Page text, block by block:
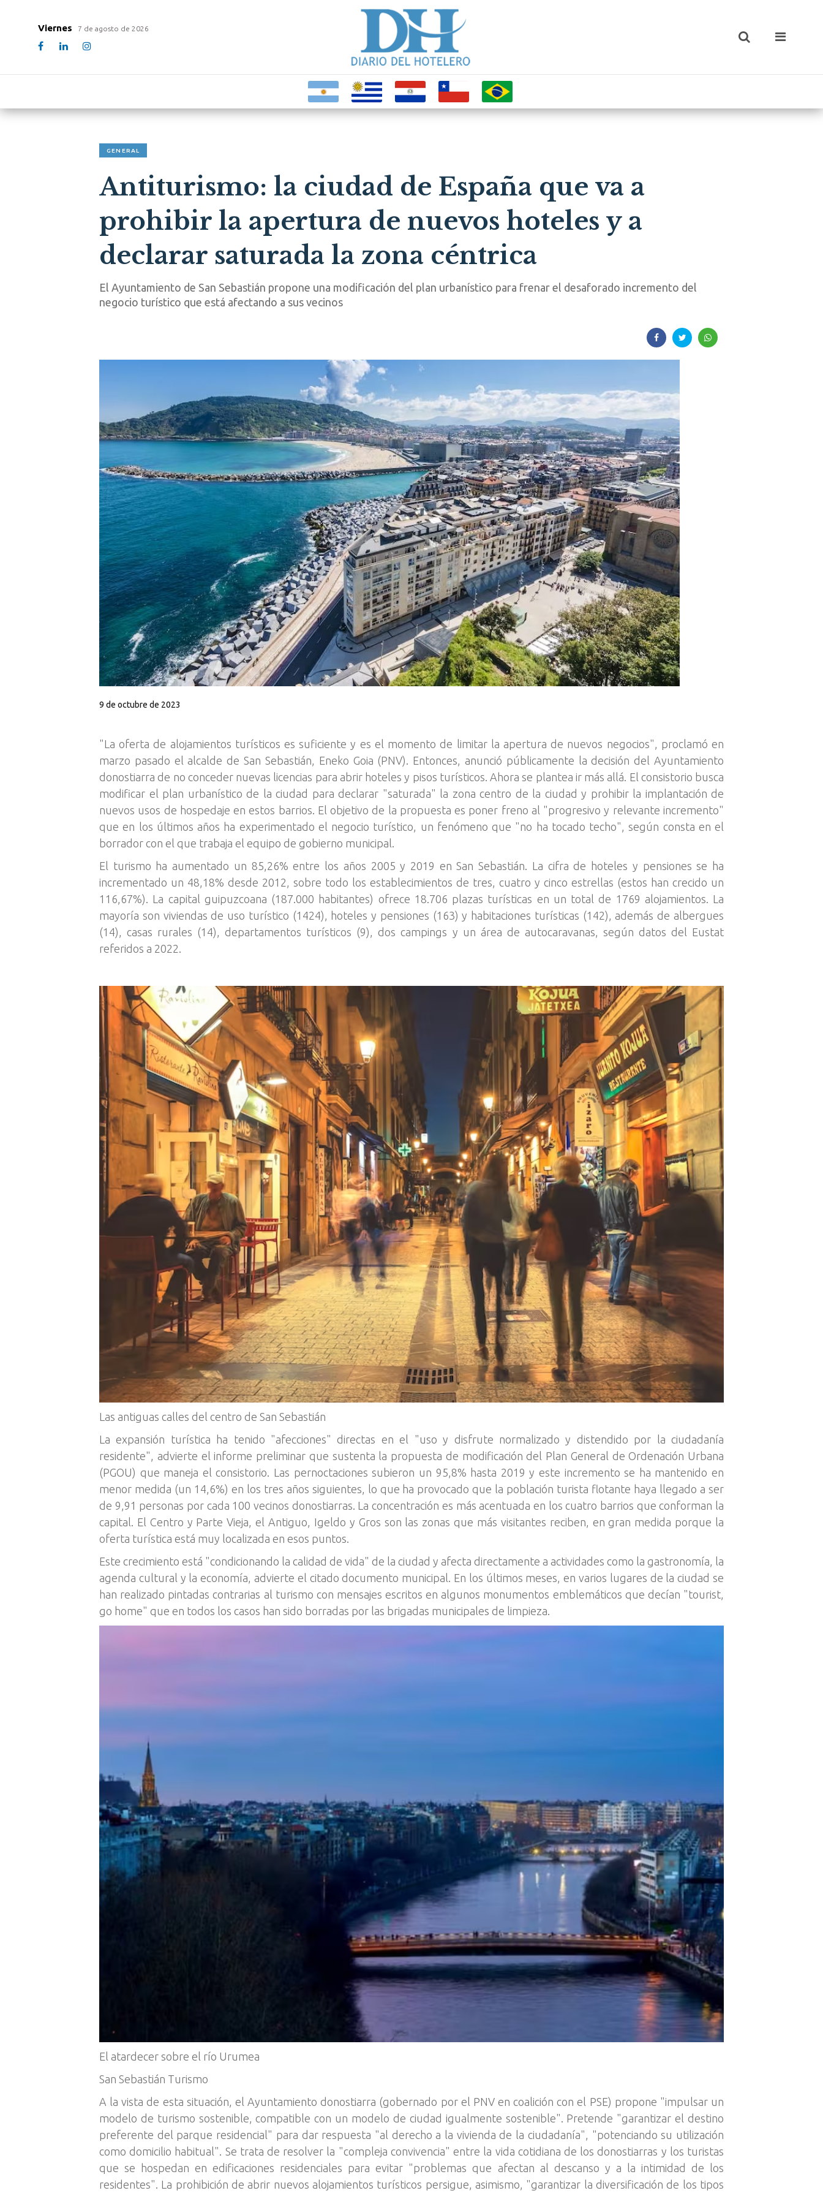
Viernes 7 de agosto de 2026
GENERAL
Antiturismo: la ciudad de España que va a
prohibir la apertura de nuevos hoteles y a
declarar saturada la zona céntrica
El Ayuntamiento de San Sebastián propone una modificación del plan urbanístico para frenar el desaforado incremento del
negocio turístico que está afectando a sus vecinos
9 de octubre de 2023
"La oferta de alojamientos turísticos es suficiente y es el momento de limitar la apertura de nuevos negocios", proclamó en
marzo pasado el alcalde de San Sebastián, Eneko Goia (PNV). Entonces, anunció públicamente la decisión del Ayuntamiento
donostiarra de no conceder nuevas licencias para abrir hoteles y pisos turísticos. Ahora se plantea ir más allá. El consistorio busca
modificar el plan urbanístico de la ciudad para declarar "saturada" la zona centro de la ciudad y prohibir la implantación de
nuevos usos de hospedaje en estos barrios. El objetivo de la propuesta es poner freno al "progresivo y relevante incremento"
que en los últimos años ha experimentado el negocio turístico, un fenómeno que "no ha tocado techo", según consta en el
borrador con el que trabaja el equipo de gobierno municipal.
El turismo ha aumentado un 85,26% entre los años 2005 y 2019 en San Sebastián. La cifra de hoteles y pensiones se ha
incrementado un 48,18% desde 2012, sobre todo los establecimientos de tres, cuatro y cinco estrellas (estos han crecido un
116,67%). La capital guipuzcoana (187.000 habitantes) ofrece 18.706 plazas turísticas en un total de 1769 alojamientos. La
mayoría son viviendas de uso turístico (1424), hoteles y pensiones (163) y habitaciones turísticas (142), además de albergues
(14), casas rurales (14), departamentos turísticos (9), dos campings y un área de autocaravanas, según datos del Eustat
referidos a 2022.
Las antiguas calles del centro de San Sebastián
La expansión turística ha tenido "afecciones" directas en el "uso y disfrute normalizado y distendido por la ciudadanía
residente", advierte el informe preliminar que sustenta la propuesta de modificación del Plan General de Ordenación Urbana
(PGOU) que maneja el consistorio. Las pernoctaciones subieron un 95,8% hasta 2019 y este incremento se ha mantenido en
menor medida (un 14,6%) en los tres años siguientes, lo que ha provocado que la población turista flotante haya llegado a ser
de 9,91 personas por cada 100 vecinos donostiarras. La concentración es más acentuada en los cuatro barrios que conforman la
capital. El Centro y Parte Vieja, el Antiguo, Igeldo y Gros son las zonas que más visitantes reciben, en gran medida porque la
oferta turística está muy localizada en esos puntos.
Este crecimiento está "condicionando la calidad de vida" de la ciudad y afecta directamente a actividades como la gastronomía, la
agenda cultural y la economía, advierte el citado documento municipal. En los últimos meses, en varios lugares de la ciudad se
han realizado pintadas contrarias al turismo con mensajes escritos en algunos monumentos emblemáticos que decían "tourist,
go home" que en todos los casos han sido borradas por las brigadas municipales de limpieza.
El atardecer sobre el río Urumea
San Sebastián Turismo
A la vista de esta situación, el Ayuntamiento donostiarra (gobernado por el PNV en coalición con el PSE) propone "impulsar un
modelo de turismo sostenible, compatible con un modelo de ciudad igualmente sostenible". Pretende "garantizar el destino
preferente del parque residencial" para dar respuesta "al derecho a la vivienda de la ciudadanía", "potenciando su utilización
como domicilio habitual". Se trata de resolver la "compleja convivencia" entre la vida cotidiana de los donostiarras y los turistas
que se hospedan en edificaciones residenciales para evitar "problemas que afectan al descanso y a la intimidad de los
residentes". La prohibición de abrir nuevos alojamientos turísticos persigue, asimismo, "garantizar la diversificación de los tipos